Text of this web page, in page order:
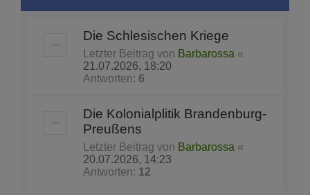
Die Schlesischen Kriege
Letzter Beitrag von Barbarossa «
21.07.2026, 18:20
Antworten: 6
Die Kolonialplitik Brandenburg-
Preußens
Letzter Beitrag von Barbarossa «
20.07.2026, 14:23
Antworten: 12